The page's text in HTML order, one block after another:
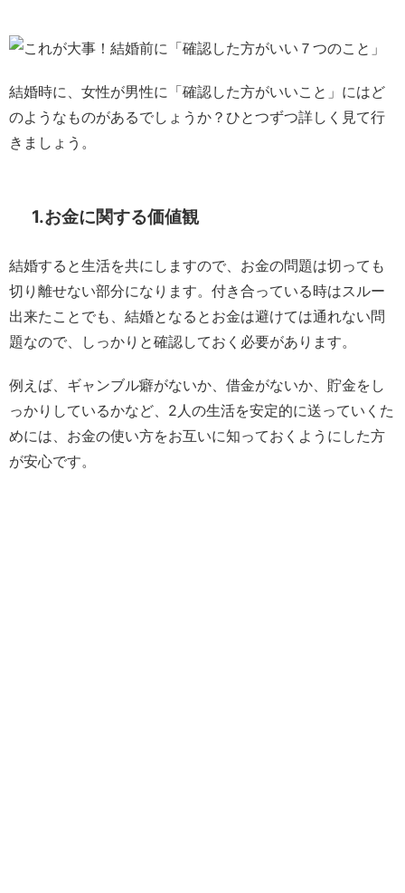
結婚時に、女性が男性に「確認した方がいいこと」にはど
のようなものがあるでしょうか？ひとつずつ詳しく見て行
きましょう。
1.お金に関する価値観
結婚すると生活を共にしますので、お金の問題は切っても
切り離せない部分になります。付き合っている時はスルー
出来たことでも、結婚となるとお金は避けては通れない問
題なので、しっかりと確認しておく必要があります。
例えば、ギャンブル癖がないか、借金がないか、貯金をし
っかりしているかなど、2人の生活を安定的に送っていくた
めには、お金の使い方をお互いに知っておくようにした方
が安心です。